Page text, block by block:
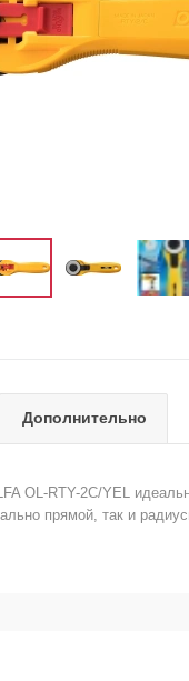
Дополнительно
OL-RTY-2C/YEL
прямой, так и